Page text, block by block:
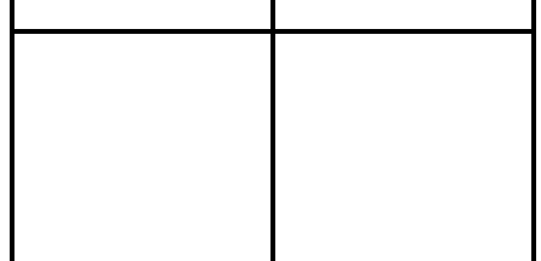
Ширина: 40 см
Ширина: 48 см